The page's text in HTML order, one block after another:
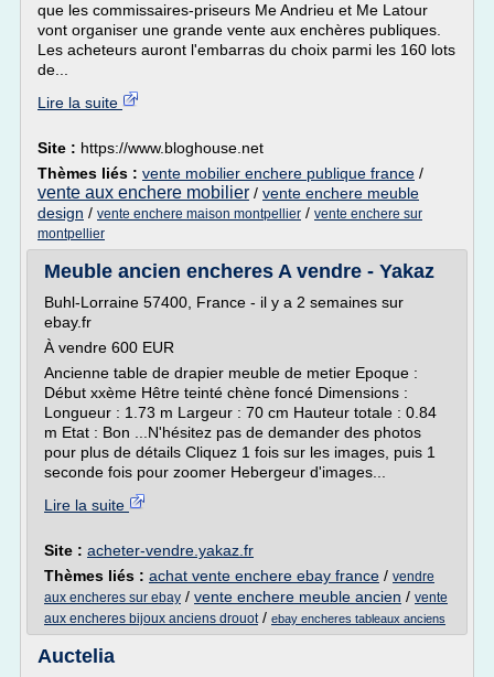
que les commissaires-priseurs Me Andrieu et Me Latour
vont organiser une grande vente aux enchères publiques.
Les acheteurs auront l'embarras du choix parmi les 160 lots
de...
Lire la suite
Site : https://www.bloghouse.net
Thèmes liés : vente mobilier enchere publique france /
vente aux enchere mobilier / vente enchere meuble
design / vente enchere maison montpellier / vente enchere sur
montpellier
Meuble ancien encheres A vendre - Yakaz
Buhl-Lorraine 57400, France - il y a 2 semaines sur
ebay.fr
À vendre 600 EUR
Ancienne table de drapier meuble de metier Epoque :
Début xxème Hêtre teinté chène foncé Dimensions :
Longueur : 1.73 m Largeur : 70 cm Hauteur totale : 0.84
m Etat : Bon ...N'hésitez pas de demander des photos
pour plus de détails Cliquez 1 fois sur les images, puis 1
seconde fois pour zoomer Hebergeur d'images...
Lire la suite
Site : acheter-vendre.yakaz.fr
Thèmes liés : achat vente enchere ebay france / vendre
aux encheres sur ebay / vente enchere meuble ancien / vente
aux encheres bijoux anciens drouot/ ebay encheres tableaux anciens
Auctelia